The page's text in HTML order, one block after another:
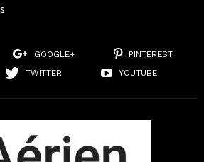
GOOGLE+
PINTEREST
TWITTER YOUTUBE